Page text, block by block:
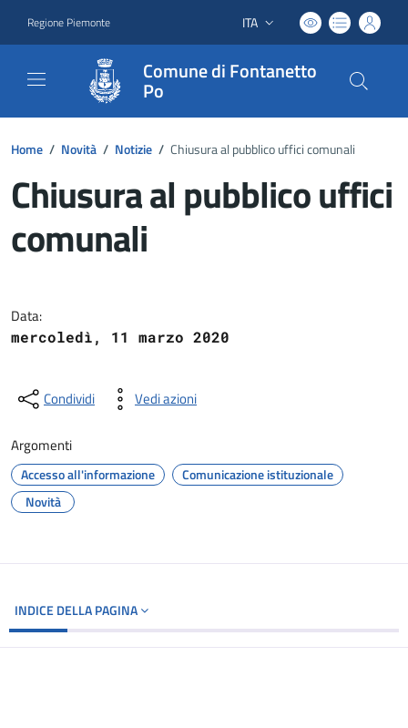
Regione Piemonte Lingua attiva:
ITA
Comune di Fontanetto
Po
Home / Novità / Notizie / Chiusura al pubblico uffici comunali
Chiusura al pubblico uffici
comunali
Data:
mercoledì, 11 marzo 2020
Condividi Vedi azioni
Argomenti
Accesso all'informazione
Comunicazione istituzionale
Novità
INDICE DELLA PAGINA